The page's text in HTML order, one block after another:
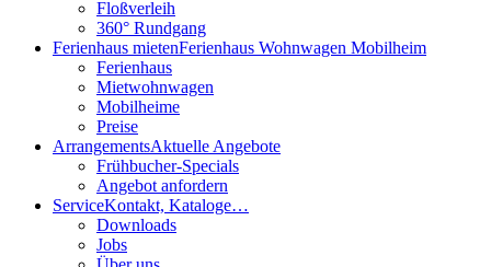
Floßverleih
360° Rundgang
Ferienhaus mietenFerienhaus Wohnwagen Mobilheim
Ferienhaus
Mietwohnwagen
Mobilheime
Preise
ArrangementsAktuelle Angebote
Frühbucher-Specials
Angebot anfordern
ServiceKontakt, Kataloge…
Downloads
Jobs